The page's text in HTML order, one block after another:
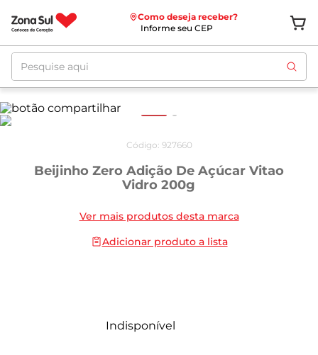
Como deseja receber?
Informe seu CEP
Pesquise aqui
Código: 927660
Beijinho Zero Adição De Açúcar Vitao
Vidro 200g
Ver mais produtos desta marca
Adicionar produto a lista
Indisponível